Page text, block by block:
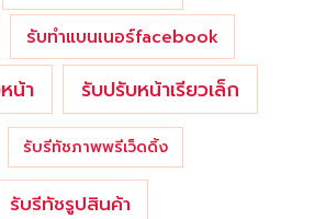
รับทำแบนเนอร์facebook
น้า รับปรับหน้าเรียวเล็ก
รับรีทัชภาพพรีเว็ดดิ้ง
รับรีทัชรูปสินค้า